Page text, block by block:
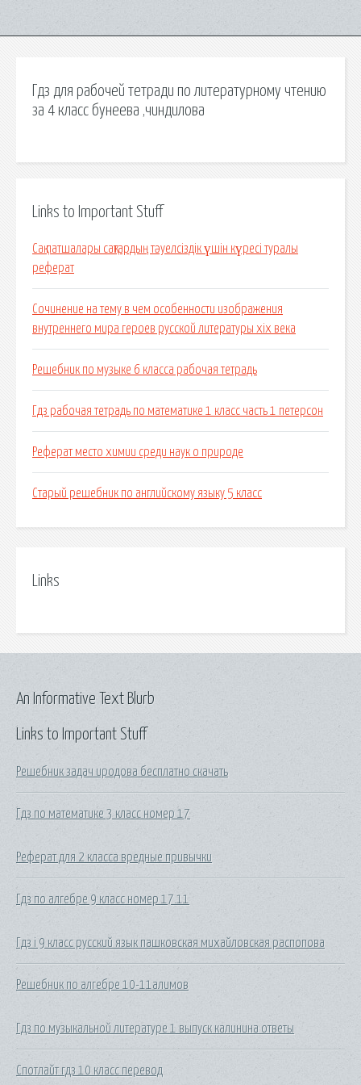
Гдз для рабочей тетради по литературному чтению
за 4 класс бунеева ,чиндилова
Links to Important Stuff
Сақ патшалары сақтардың тәуелсіздік үшін күресі туралы
реферат
Сочинение на тему в чем особенности изображения
внутреннего мира героев русской литературы xix века
Решебник по музыке 6 класса рабочая тетрадь
Гдз рабочая тетрадь по математике 1 класс часть 1 петерсон
Реферат место химии среди наук о природе
Старый решебник по английскому языку 5 класс
Links
Links to Important Stuff
Решебник задач иродова бесплатно скачать
Гдз по математике 3 класс номер 17
Реферат для 2 класса вредные привычки
Гдз по алгебре 9 класс номер 17.11
Гдз i 9 класс русский язык пашковская михайловская распопова
Решебник по алгебре 10-11алимов
Гдз по музыкальной литературе 1 выпуск калинина ответы
Спотлайт гдз 10 класс перевод
An Informative Text Blurb